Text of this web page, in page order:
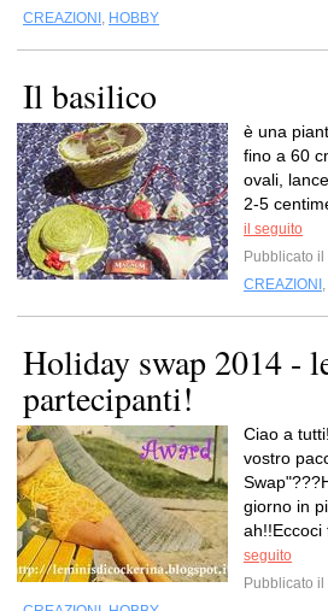
CREAZIONI , HOBBY
Il basilico
è una
fino a 60
ovali,
2-5
il seguito
Pubblicato
CREAZIONI ,
Holiday swap 2014 -
partecipanti!
Ciao a
vostro
giorno in
ah!!Eccoci
seguito
Pubblicato